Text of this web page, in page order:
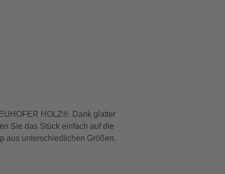
HOLZ®. Dank glatter
Sie das Stück einfach auf die
aus unterschiedlichen Größen.